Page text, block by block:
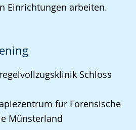
Einrichtungen arbeiten.
Schloss
für Forensische
Münsterland